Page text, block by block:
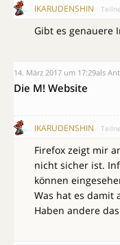
IKARUDENSHIN
Gibt es genauere
14. März 2017 um 17:29als
Die M! Website
IKARUDENSHIN
Firefox zeigt mir
nicht sicher ist.
können
Was hat es damit
Haben andere